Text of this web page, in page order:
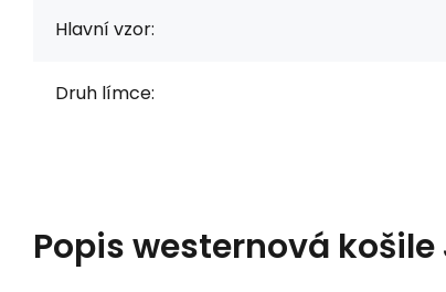
Hlavní vzor:
Druh límce:
Popiswesternová košile